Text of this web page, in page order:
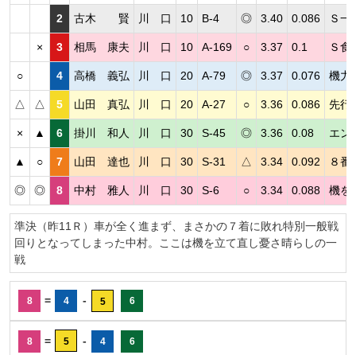
2 古木 賢 川 口 10 B-4 ◎ 3.40 0.086 Ｓ一
× 3 相馬 康夫 川 口 10 A-169 ○ 3.37 0.1 Ｓ食
○ 4 高橋 義弘 川 口 20 A-79 ◎ 3.37 0.076 機力
△ △ 5 山田 真弘 川 口 20 A-27 ○ 3.36 0.086 先行
× ▲ 6 掛川 和人 川 口 30 S-45 ◎ 3.36 0.08 エン
▲ ○ 7 山田 達也 川 口 30 S-31 △ 3.34 0.092 ８番
◎ ◎ 8 中村 雅人 川 口 30 S-6 ○ 3.34 0.088 機を
準決（昨11Ｒ）車が全く進まず、まさかの７着に敗れ特別一般戦
回りとなってしまった中村。ここは機を立て直し憂さ晴らしの一
戦
8 = 4 - 5 6
8 = 5 - 4 6